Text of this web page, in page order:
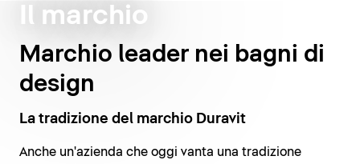
Il marchio
Marchio leader nei bagni di
design
La tradizione del marchio Duravit
Anche un'azienda che oggi vanta una tradizione